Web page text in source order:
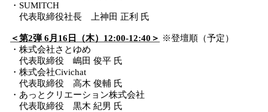
・SUMITCH
代表取締役社長 上神田 正利 氏
＜第2弾 6月16日（木）12:00-12:40＞ ※登壇順（予定）
・株式会社さとゆめ
代表取締役 嶋田 俊平 氏
・株式会社Civichat
代表取締役 高木 俊輔 氏
・あっとクリエーション株式会社
代表取締役 黒木 紀男 氏